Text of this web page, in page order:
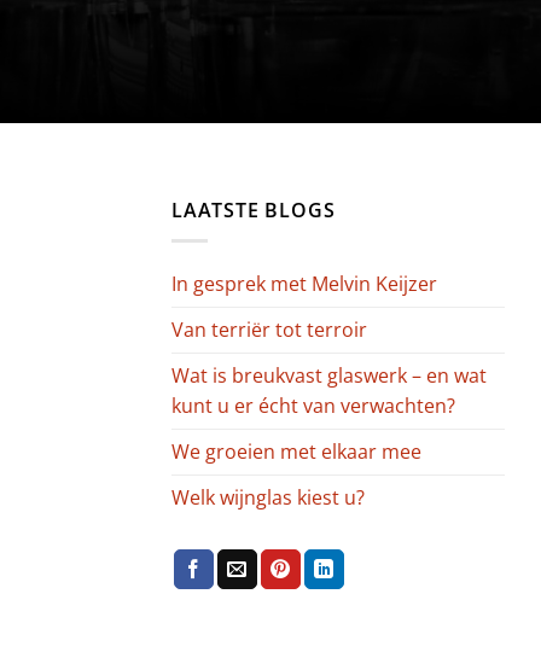
LAATSTE BLOGS
In gesprek met Melvin Keijzer
Van terriër tot terroir
Wat is breukvast glaswerk – en wat
kunt u er écht van verwachten?
We groeien met elkaar mee
Welk wijnglas kiest u?